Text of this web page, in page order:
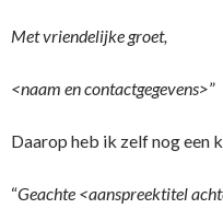
Met vriendelijke groet,
<naam en contactgegevens>”
Daarop heb ik zelf nog een
“Geachte <aanspreektitel